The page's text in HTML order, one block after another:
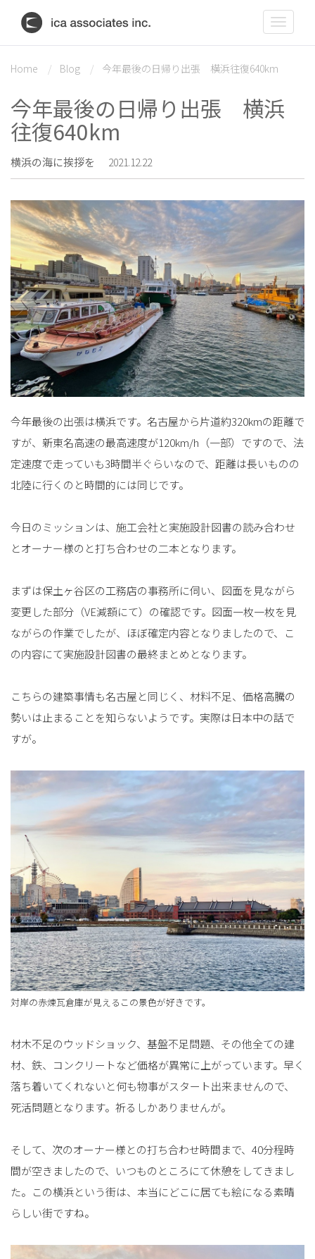
Toggle
Home Blog 今年最後の日帰り出張 横浜往復640km
今年最後の日帰り出張 横浜
往復640km
横浜の海に挨拶を 2021.12.22
今年最後の出張は横浜です。名古屋から片道約320kmの距離で
すが、新東名高速の最高速度が120km/h（一部）ですので、法
定速度で走っていも3時間半ぐらいなので、距離は長いものの
北陸に行くのと時間的には同じです。
今日のミッションは、施工会社と実施設計図書の読み合わせ
とオーナー様のと打ち合わせの二本となります。
まずは保土ヶ谷区の工務店の事務所に伺い、図面を見ながら
変更した部分（VE減額にて）の確認です。図面一枚一枚を見
ながらの作業でしたが、ほぼ確定内容となりましたので、こ
の内容にて実施設計図書の最終まとめとなります。
こちらの建築事情も名古屋と同じく、材料不足、価格高騰の
勢いは止まることを知らないようです。実際は日本中の話で
すが。
対岸の赤煉瓦倉庫が見えるこの景色が好きです。
材木不足のウッドショック、基盤不足問題、その他全ての建
材、鉄、コンクリートなど価格が異常に上がっています。早く
落ち着いてくれないと何も物事がスタート出来ませんので、
死活問題となります。祈るしかありませんが。
そして、次のオーナー様との打ち合わせ時間まで、40分程時
間が空きましたので、いつものところにて休憩をしてきまし
た。この横浜という街は、本当にどこに居ても絵になる素晴
らしい街ですね。